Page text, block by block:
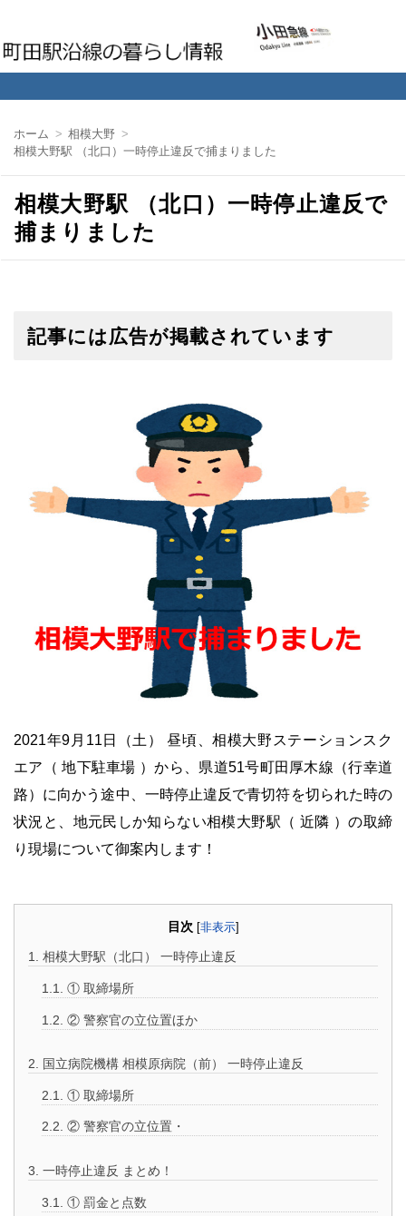
ホーム
相模大野
相模大野駅 （北口）一時停止違反で捕まりました
相模大野駅 （北口）一時停止違反で
捕まりました
記事には広告が掲載されています
2021年9月11日（土） 昼頃、相模大野ステーションスク
エア（ 地下駐車場 ）から、県道51号町田厚木線（行幸道
路）に向かう途中、一時停止違反で青切符を切られた時の
状況と、地元民しか知らない相模大野駅（ 近隣 ）の取締
り現場について御案内します！
目次 [非表示]
1. 相模大野駅（北口） 一時停止違反
1.1. ① 取締場所
1.2. ② 警察官の立位置ほか
2. 国立病院機構 相模原病院（前） 一時停止違反
2.1. ① 取締場所
2.2. ② 警察官の立位置・
3. 一時停止違反 まとめ！
3.1. ① 罰金と点数